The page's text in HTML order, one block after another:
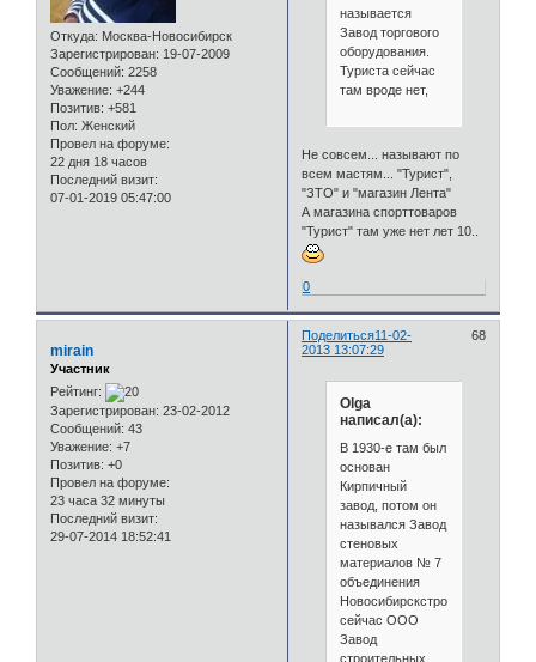
Откуда: Москва-Новосибирск
Зарегистрирован: 19-07-2009
Сообщений: 2258
Уважение: +244
Позитив: +581
Пол: Женский
Провел на форуме:
22 дня 18 часов
Последний визит:
07-01-2019 05:47:00
называется
Завод торгового
оборудования.
Туриста сейчас
там вроде нет,
Не совсем... называют по
всем мастям... "Турист",
"ЗТО" и "магазин Лента"
А магазина спорттоваров
"Турист" там уже нет лет 10..
0
Поделиться 68
11-02-
2013 13:07:29
mirain
Участник
Рейтинг:
Зарегистрирован: 23-02-2012
Сообщений: 43
Уважение: +7
Позитив: +0
Провел на форуме:
23 часа 32 минуты
Последний визит:
29-07-2014 18:52:41
Olga
написал(а):
В 1930-е там был
основан
Кирпичный
завод, потом он
назывался Завод
стеновых
материалов № 7
объединения
Новосибирскстройматериалы,
сейчас ООО
Завод
строительных